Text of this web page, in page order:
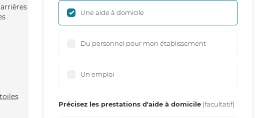
Une aide à domicile
Du personnel pour mon établissement
Un emploi
Précisez les prestations d'aide à domicile